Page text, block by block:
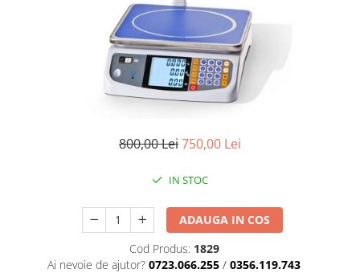
800,00 Lei750,00 Lei
IN STOC
ADAUGA IN COS
Cod Produs: 1829
Ai nevoie de ajutor? 0723.066.255 / 0356.119.743